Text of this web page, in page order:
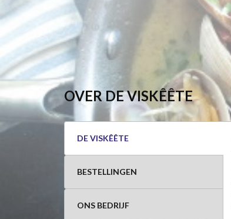
OVER DE VISKÊÊTE
DE VISKÊÊTE
BESTELLINGEN
ONS BEDRIJF